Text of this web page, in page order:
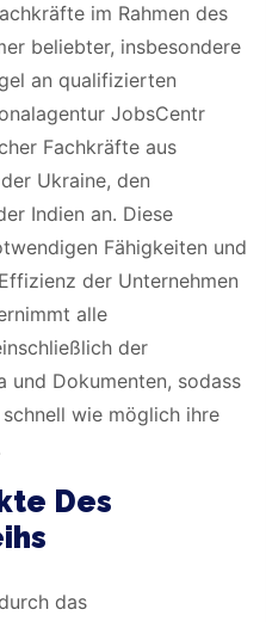
im Rahmen des
beliebter, insbesondere
an qualifizierten
JobsCentr
Fachkräfte aus
Ukraine, den
Indien an. Diese
Fähigkeiten und
der Unternehmen
alle
der
und Dokumenten, sodass
wie möglich ihre
Des
das